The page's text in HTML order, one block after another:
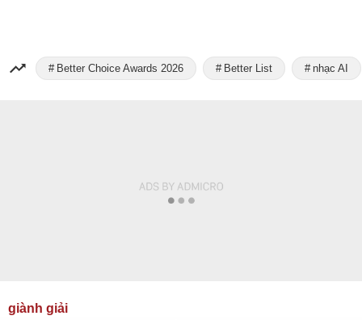
Better Choice Awards 2026 Better List nhạc AI
giành giải